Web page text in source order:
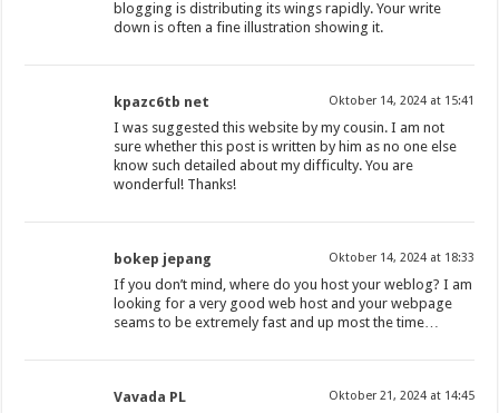
blogging is distributing its wings rapidly. Your write
down is often a fine illustration showing it.
kpazc6tb net Oktober 14, 2024 at 15:41
I was suggested this website by my cousin. I am not
sure whether this post is written by him as no one else
know such detailed about my difficulty. You are
wonderful! Thanks!
bokep jepang Oktober 14, 2024 at 18:33
If you don’t mind, where do you host your weblog? I am
looking for a very good web host and your webpage
seams to be extremely fast and up most the time…
Vavada PL Oktober 21, 2024 at 14:45